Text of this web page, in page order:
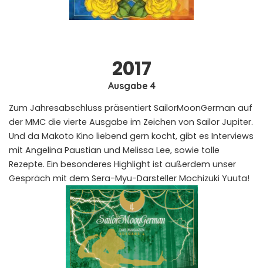
2017
Ausgabe 4
Zum Jahresabschluss präsentiert SailorMoonGerman auf
der MMC die vierte Ausgabe im Zeichen von Sailor Jupiter.
Und da Makoto Kino liebend gern kocht, gibt es Interviews
mit Angelina Paustian und Melissa Lee, sowie tolle
Rezepte. Ein besonderes Highlight ist außerdem unser
Gespräch mit dem Sera-Myu-Darsteller Mochizuki Yuuta!